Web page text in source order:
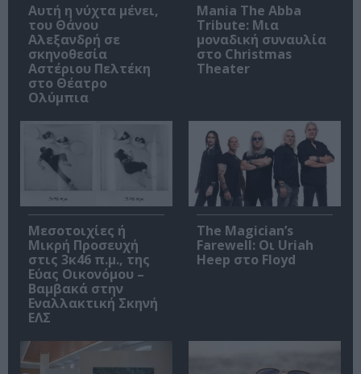
Αυτή η νύχτα μένει,
του Θάνου
Αλεξανδρή σε
σκηνοθεσία
Αστέριου Πελτέκη
στο Θέατρο
Ολύμπια
Mania The Abba
Tribute: Μια
μοναδική συναυλία
στο Christmas
Theater
Μεσοτοιχίες ή
Μικρή Προσευχή
στις 3κ46 π.μ., της
Εύας Οικονόμου –
Βαμβακά στην
Εναλλακτική Σκηνή
ΕΛΣ
The Magician’s
Farewell: Οι Uriah
Heep στο Floyd